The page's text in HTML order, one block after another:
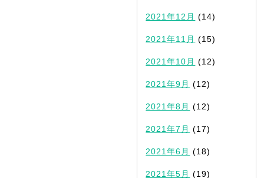
2021年12月 (14)
2021年11月 (15)
2021年10月 (12)
2021年9月 (12)
2021年8月 (12)
2021年7月 (17)
2021年6月 (18)
2021年5月 (19)